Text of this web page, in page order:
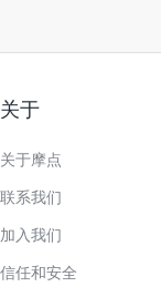
关于
关于摩点
联系我们
加入我们
信任和安全